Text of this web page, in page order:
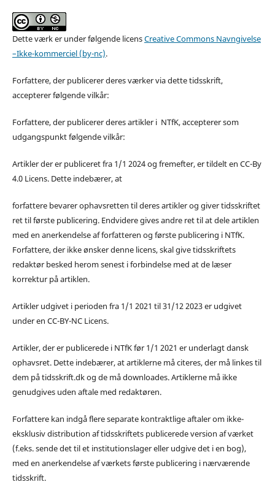
Dette værk er under følgende licensCreative Commons Navngivelse
–Ikke-kommerciel (by-nc).
Forfattere, der publicerer deres værker via dette tidsskrift,
accepterer følgende vilkår:
Forfattere, der publicerer deres artikler i NTfK, accepterer som
udgangspunkt følgende vilkår:
Artikler der er publiceret fra 1/1 2024 og fremefter, er tildelt en CC-By
4.0 Licens. Dette indebærer, at
forfattere bevarer ophavsretten til deres artikler og giver tidsskriftet
ret til første publicering. Endvidere gives andre ret til at dele artiklen
med en anerkendelse af forfatteren og første publicering i NTfK.
Forfattere, der ikke ønsker denne licens, skal give tidsskriftets
redaktør besked herom senest i forbindelse med at de læser
korrektur på artiklen.
Artikler udgivet i perioden fra 1/1 2021 til 31/12 2023 er udgivet
under en CC-BY-NC Licens.
Artikler, der er publicerede i NTfK før 1/1 2021 er underlagt dansk
ophavsret. Dette indebærer, at artiklerne må citeres, der må linkes til
dem på tidsskrift.dk og de må downloades. Artiklerne må ikke
genudgives uden aftale med redaktøren.
Forfattere kan indgå flere separate kontraktlige aftaler om ikke-
eksklusiv distribution af tidsskriftets publicerede version af værket
(f.eks. sende det til et institutionslager eller udgive det i en bog),
med en anerkendelse af værkets første publicering i nærværende
tidsskrift.